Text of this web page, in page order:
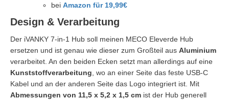
bei Amazon für 19,99€
Design & Verarbeitung
Der iVANKY 7-in-1 Hub soll meinen MECO Eleverde Hub
ersetzen und ist genau wie dieser zum Großteil aus Aluminium
verarbeitet. An den beiden Ecken setzt man allerdings auf eine
Kunststoffverarbeitung, wo an einer Seite das feste USB-C
Kabel und an der anderen Seite das Logo integriert ist. Mit
Abmessungen von 11,5 x 5,2 x 1,5 cm ist der Hub generell